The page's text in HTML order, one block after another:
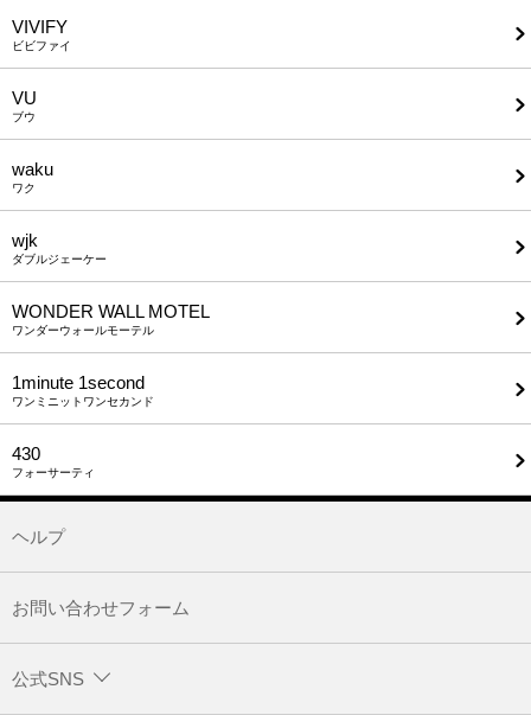
VIVIFY
ビビファイ
VU
ブウ
waku
ワク
wjk
ダブルジェーケー
WONDER WALL MOTEL
ワンダーウォールモーテル
1minute​ 1second
ワンミニットワンセカンド
430
フォーサーティ
ヘルプ
お問い合わせフォーム
公式SNS